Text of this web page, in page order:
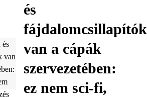
és
fájdalomcsillapítók
van a cápák
szervezetében:
ez nem sci-fi,